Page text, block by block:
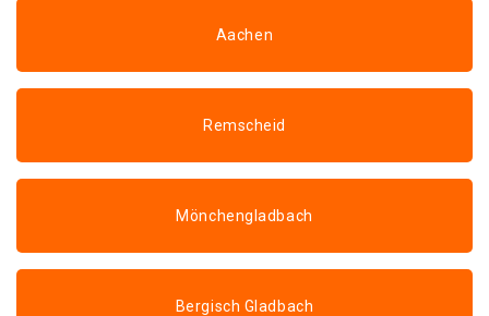
Aachen
Remscheid
Mönchengladbach
Bergisch Gladbach